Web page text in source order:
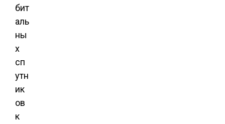
бит
аль
ны
х
сп
утн
ик
ов
к